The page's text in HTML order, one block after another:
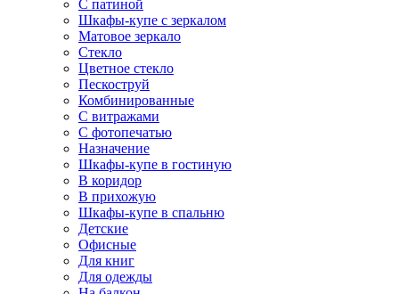
С патиной
Шкафы-купе с зеркалом
Матовое зеркало
Стекло
Цветное стекло
Пескоструй
Комбинированные
С витражами
С фотопечатью
Назначение
Шкафы-купе в гостиную
В коридор
В прихожую
Шкафы-купе в спальню
Детские
Офисные
Для книг
Для одежды